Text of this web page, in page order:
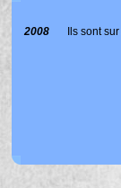
2008 Ils sont sur